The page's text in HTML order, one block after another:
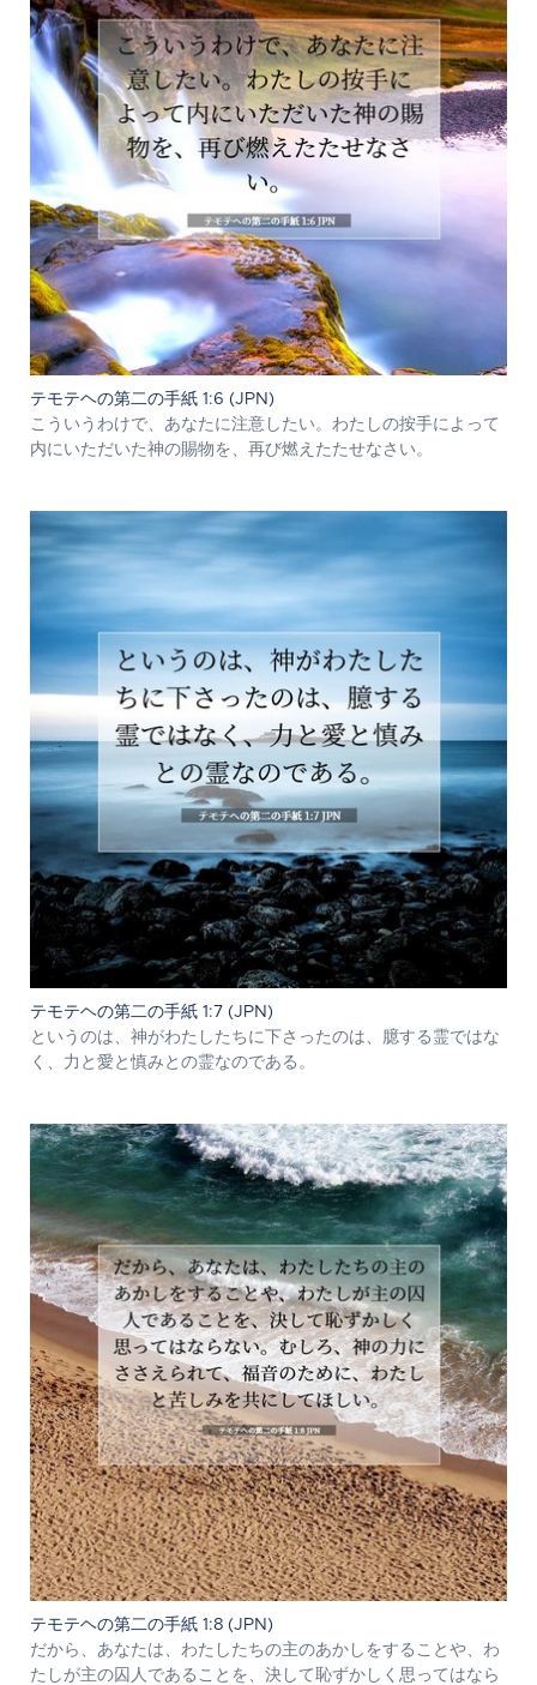
テモテヘの第二の手紙 1:6 (JPN)
こういうわけで、あなたに注意したい。わたしの按手によって
内にいただいた神の賜物を、再び燃えたたせなさい。
テモテヘの第二の手紙 1:7 (JPN)
というのは、神がわたしたちに下さったのは、臆する霊ではな
く、力と愛と慎みとの霊なのである。
テモテヘの第二の手紙 1:8 (JPN)
だから、あなたは、わたしたちの主のあかしをすることや、わ
たしが主の囚人であることを、決して恥ずかしく思ってはなら